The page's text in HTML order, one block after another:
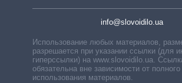
info@slovoidilo.ua
Использование любых материалов,
разрешается при указании ссылки (для
гиперссылки) на www.slovoidilo.ua.
обязательна вне зависимости от полного
использования материалов.